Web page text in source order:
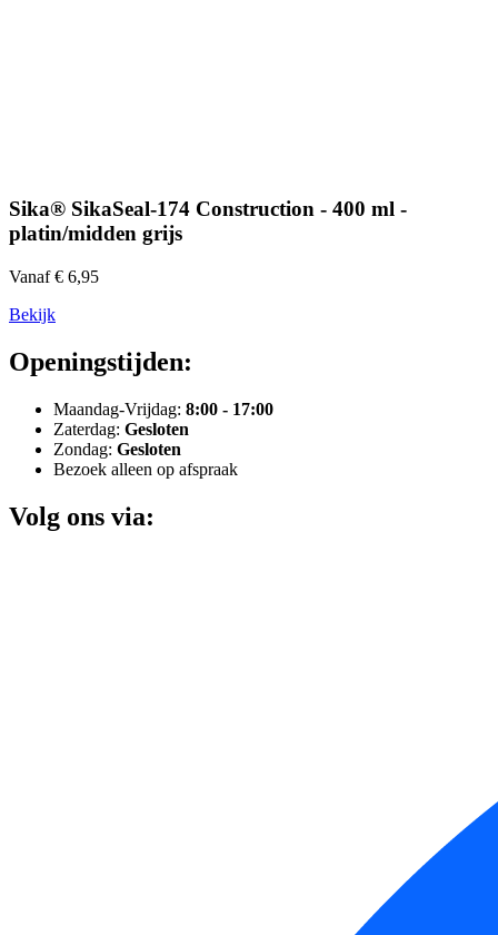
Sika® SikaSeal-174 Construction - 400 ml -
platin/midden grijs
Vanaf € 6,95
Bekijk
Openingstijden:
Maandag-Vrijdag: 8:00 - 17:00
Zaterdag: Gesloten
Zondag: Gesloten
Bezoek alleen op afspraak
Volg ons via: